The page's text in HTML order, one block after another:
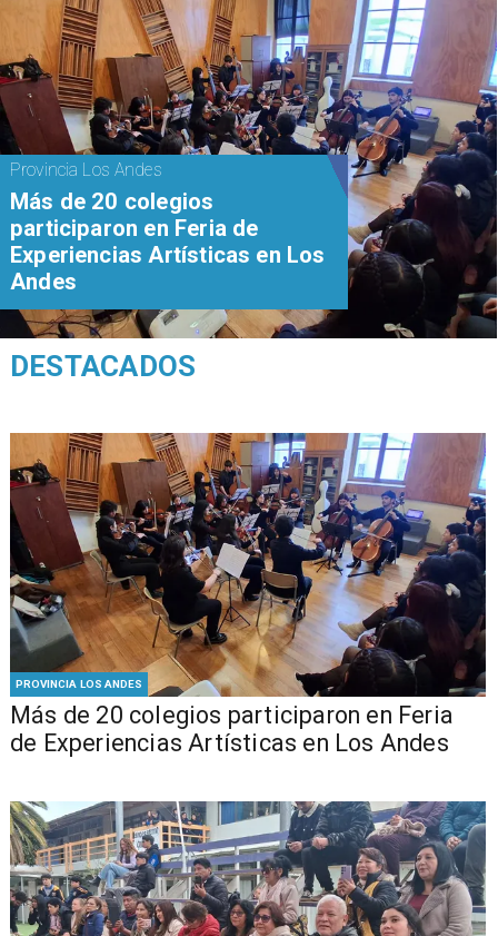
PROVINCIA LOS ANDES
Más de 20 colegios participaron en Feria
de Experiencias Artísticas en Los Andes
Provincia Los Andes
Más de 20 colegios
participaron en Feria de
Experiencias Artísticas en Los
Andes
DESTACADOS